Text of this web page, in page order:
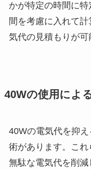
かが特定の時間に
間を考慮に入れて
気代の見積もりが可
40Wの使用によ
40Wの電気代を抑
術があります。これ
無駄な電気代を削